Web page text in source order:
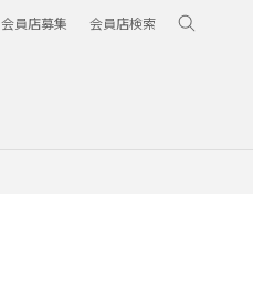
会員店募集 会員店検索